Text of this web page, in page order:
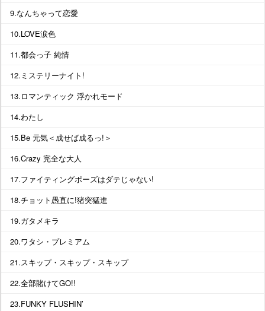
9.なんちゃって恋愛
10.LOVE涙色
11.都会っ子 純情
12.ミステリーナイト!
13.ロマンティック 浮かれモード
14.わたし
15.Be 元気＜成せば成るっ!＞
16.Crazy 完全な大人
17.ファイティングポーズはダテじゃない!
18.チョット愚直に!猪突猛進
19.ガタメキラ
20.ワタシ・プレミアム
21.スキップ・スキップ・スキップ
22.全部賭けてGO!!
23.FUNKY FLUSHIN’